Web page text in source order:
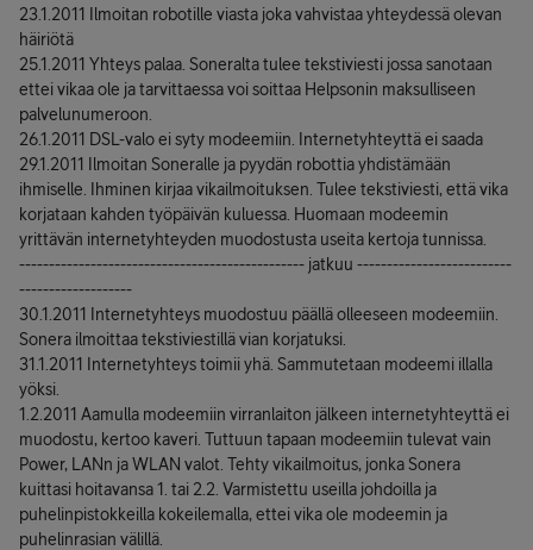
23.1.2011 Ilmoitan robotille viasta joka vahvistaa yhteydessä olevan
häiriötä
25.1.2011 Yhteys palaa. Soneralta tulee tekstiviesti jossa sanotaan
ettei vikaa ole ja tarvittaessa voi soittaa Helpsonin maksulliseen
palvelunumeroon.
26.1.2011 DSL-valo ei syty modeemiin. Internetyhteyttä ei saada
29.1.2011 Ilmoitan Soneralle ja pyydän robottia yhdistämään
ihmiselle. Ihminen kirjaa vikailmoituksen. Tulee tekstiviesti, että vika
korjataan kahden työpäivän kuluessa. Huomaan modeemin
yrittävän internetyhteyden muodostusta useita kertoja tunnissa.
------------------------------------------------ jatkuu --------------------------
-------------------
30.1.2011 Internetyhteys muodostuu päällä olleeseen modeemiin.
Sonera ilmoittaa tekstiviestillä vian korjatuksi.
31.1.2011 Internetyhteys toimii yhä. Sammutetaan modeemi illalla
yöksi.
1.2.2011 Aamulla modeemiin virranlaiton jälkeen internetyhteyttä ei
muodostu, kertoo kaveri. Tuttuun tapaan modeemiin tulevat vain
Power, LANn ja WLAN valot. Tehty vikailmoitus, jonka Sonera
kuittasi hoitavansa 1. tai 2.2. Varmistettu useilla johdoilla ja
puhelinpistokkeilla kokeilemalla, ettei vika ole modeemin ja
puhelinrasian välillä.